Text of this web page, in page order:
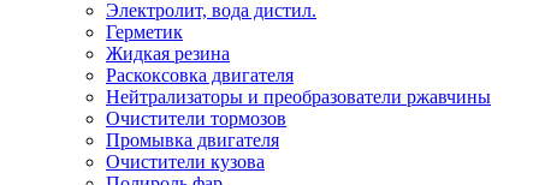
Электролит, вода дистил.
Герметик
Жидкая резина
Раскоксовка двигателя
Нейтрализаторы и преобразователи ржавчины
Очистители тормозов
Промывка двигателя
Очистители кузова